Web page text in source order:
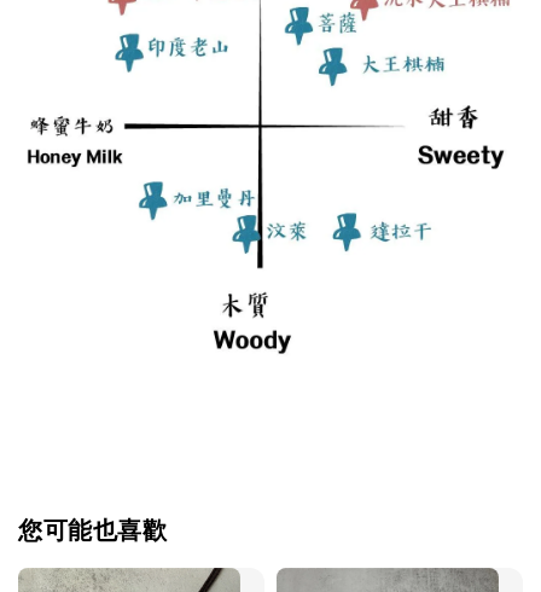
您可能也喜歡